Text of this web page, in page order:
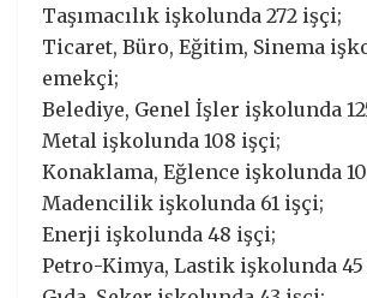
Taşımacılık işkolunda 272 işçi;
Ticaret, Büro, Eğitim, Sinema
emekçi;
Belediye, Genel İşler işkolunda
Metal işkolunda 108 işçi;
Konaklama, Eğlence işkolunda
Madencilik işkolunda 61 işçi;
Enerji işkolunda 48 işçi;
Petro-Kimya, Lastik işkolunda